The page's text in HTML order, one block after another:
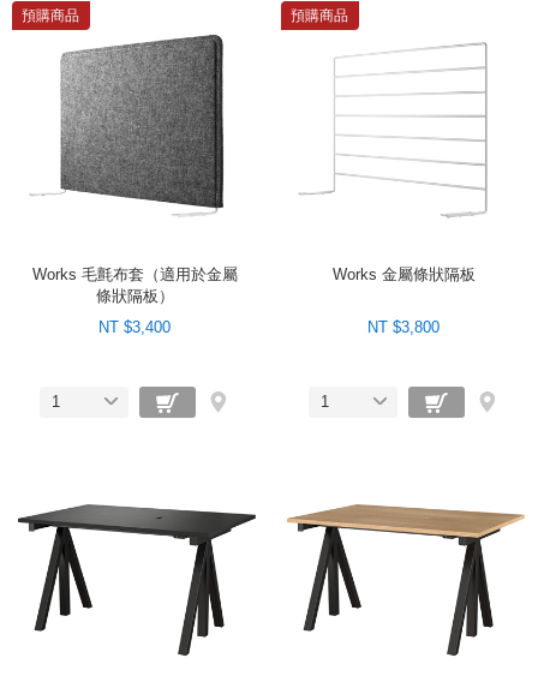
預購商品
Works 毛氈布套（適用於金屬
條狀隔板）
NT $3,400
1
預購商品
Works 金屬條狀隔板
NT $3,800
1